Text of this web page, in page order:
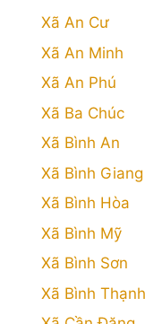
Xã An Cư
Xã An Minh
Xã An Phú
Xã Ba Chúc
Xã Bình An
Xã Bình Giang
Xã Bình Hòa
Xã Bình Mỹ
Xã Bình Sơn
Xã Bình